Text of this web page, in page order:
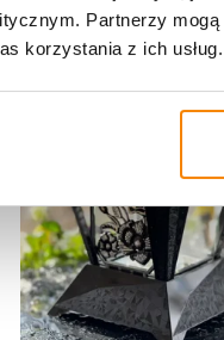
Partnerzy
korzystania z ich usług.